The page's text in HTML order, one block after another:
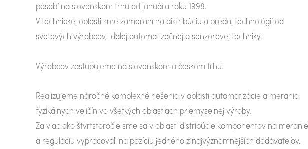
pôsobí na slovenskom trhu od januára roku 1998.
V technickej oblasti sme zameraní na distribúciu a predaj technológií od
svetových výrobcov, ďalej automatizačnej a senzorovej techniky.
Výrobcov zastupujeme na slovenskom a českom trhu.
Realizujeme náročné komplexné riešenia v oblasti automatizácie a merania
fyzikálnych veličín vo všetkých oblastiach priemyselnej výroby.
Za viac ako štvrťstoročie sme sa v oblasti distribúcie komponentov na meranie
a reguláciu vypracovali na pozíciu jedného z najvýznamnejších dodávateľov.